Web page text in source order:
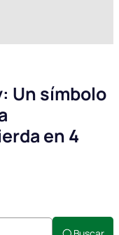
Un símbolo
en 4